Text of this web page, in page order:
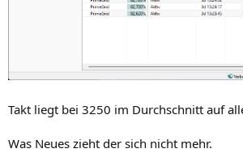
Takt liegt bei 3250 im Durchschnitt auf
Was Neues zieht der sich nicht mehr.